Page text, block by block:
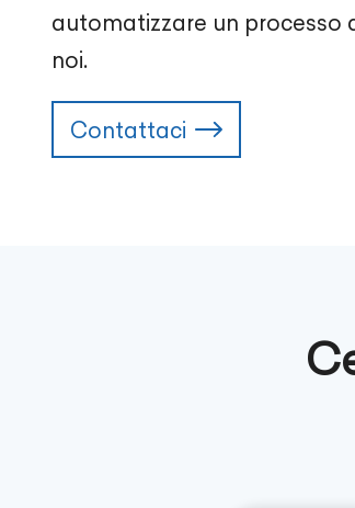
automatizzare un processo
noi.
Contattaci